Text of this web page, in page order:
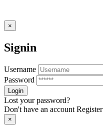
×
Signin
Username
Password
Lost your password?
Don't have an account Register
×